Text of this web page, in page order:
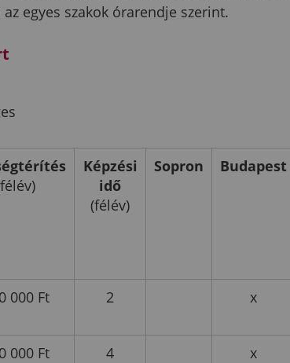
egyes szakok órarendje szerint.
Képzési
idő
(félév)
Sopron Budapest
000 Ft 2 x
000 Ft 4 x